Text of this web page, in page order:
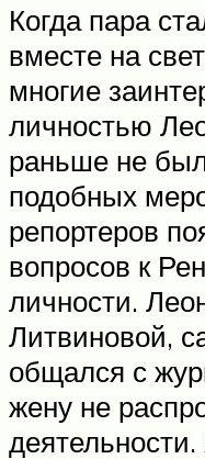
Когда пара
вместе на
многие
личностью
раньше не
подобных
репортеров
вопросов к
личности.
Литвиновой,
общался с
жену не